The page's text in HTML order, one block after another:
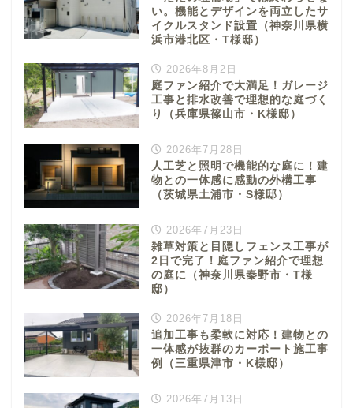
い。機能とデザインを両立したサ
イクルスタンド設置（神奈川県横
浜市港北区・T様邸）
2026年8月2日
庭ファン紹介で大満足！ガレージ
工事と排水改善で理想的な庭づく
り（兵庫県篠山市・K様邸）
2026年7月28日
人工芝と照明で機能的な庭に！建
物との一体感に感動の外構工事
（茨城県土浦市・S様邸）
2026年7月23日
雑草対策と目隠しフェンス工事が
2日で完了！庭ファン紹介で理想
の庭に（神奈川県秦野市・T様
邸）
2026年7月18日
追加工事も柔軟に対応！建物との
一体感が抜群のカーポート施工事
例（三重県津市・K様邸）
2026年7月13日